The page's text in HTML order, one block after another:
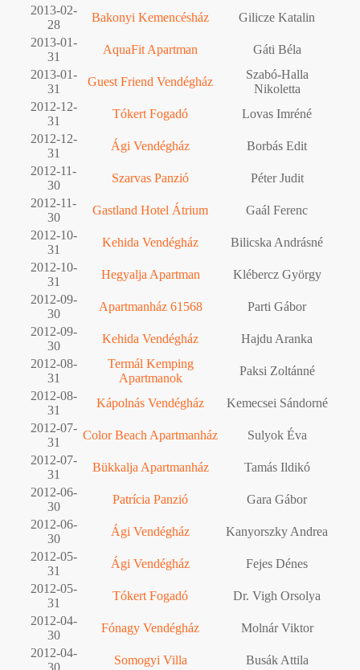
2013-02-
28
Bakonyi Kemencésház
Gilicze Katalin
2013-01-
31
AquaFit Apartman
Gáti Béla
2013-01-
31
Guest Friend Vendégház
Szabó-Halla
Nikoletta
2012-12-
31
Tókert Fogadó
Lovas Imréné
2012-12-
31
Ági Vendégház
Borbás Edit
2012-11-
30
Szarvas Panzió
Péter Judit
2012-11-
30
Gastland Hotel Átrium
Gaál Ferenc
2012-10-
31
Kehida Vendégház
Bilicska Andrásné
2012-10-
31
Hegyalja Apartman
Klébercz György
2012-09-
30
Apartmanház 61568
Parti Gábor
2012-09-
30
Kehida Vendégház
Hajdu Aranka
2012-08-
31
Termál Kemping
Apartmanok
Paksi Zoltánné
2012-08-
31
Kápolnás Vendégház
Kemecsei Sándorné
2012-07-
31
Color Beach Apartmanház
Sulyok Éva
2012-07-
31
Bükkalja Apartmanház
Tamás Ildikó
2012-06-
30
Patrícia Panzió
Gara Gábor
2012-06-
30
Ági Vendégház
Kanyorszky Andrea
2012-05-
31
Ági Vendégház
Fejes Dénes
2012-05-
31
Tókert Fogadó
Dr. Vigh Orsolya
2012-04-
30
Fónagy Vendégház
Molnár Viktor
2012-04-
30
Somogyi Villa
Busák Attila